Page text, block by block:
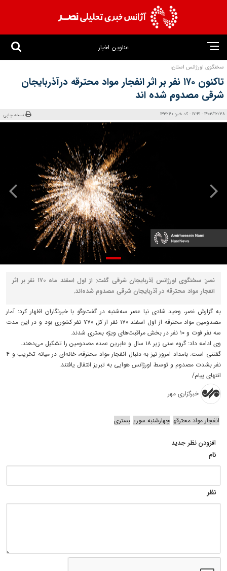
عناوین اخبار
سخنگوی اورژانس استان؛
تاکنون ۱۷۰ نفر بر اثر انفجار مواد محترقه درآذربایجان
شرقی مصدوم شده‌ اند
1403/12/28 - 17:41 - کد خبر: 133260 نسخه چاپی
نصر: سخنگوی اورژانس آذربایجان شرقی گفت: از اول اسفند ماه ۱۷۰ نفر بر اثر
انفجار مواد محترقه در آذربایجان شرقی مصدوم شده‌اند.
به گزارش نصر، وحید شادی نیا عصر سه‌شنبه در گفت‌وگو با خبرنگاران اظهار کرد: آمار
مصدومین مواد محترقه از اول اسفند ۱۷۰ نفر از کل ۷۷۰ نفر کشوری بود و در این مدت
سه نفر فوت و ۱۰ نفر در بخش مراقبت‌های ویژه بستری شدند.
وی ادامه داد: گروه سنی زیر ۱۸ سال و عابرین عمده مصدومین را تشکیل می‌دهند.
گفتنی است: بامداد امروز نیز به دنبال انفجار مواد محترقه، خانه‌ای در میانه تخریب و ۴
نفر بشدت مصدوم و توسط اورژانس هوایی به تبریز انتقال یافتند.
انتهای پیام/
خبرگزاری مهر
انفجار مواد محترقه چهارشنبه سوری بستری
افزودن نظر جدید
نام
نظر